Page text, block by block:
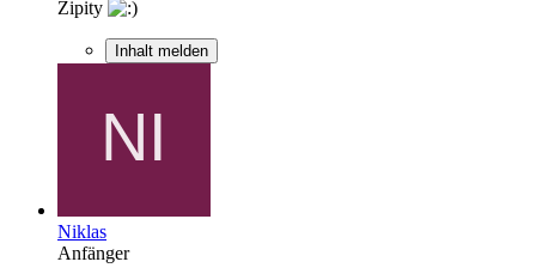
Zipity
Inhalt melden
Niklas
Anfänger